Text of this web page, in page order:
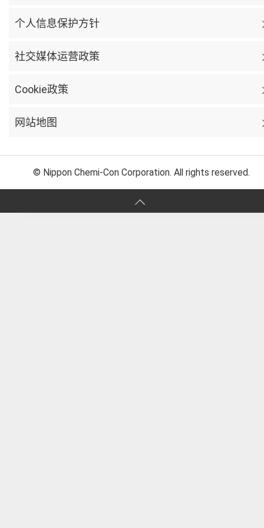
个人信息保护方针
社交媒体运营政策
Cookie政策
网站地图
© Nippon Chemi-Con Corporation. All rights reserved.